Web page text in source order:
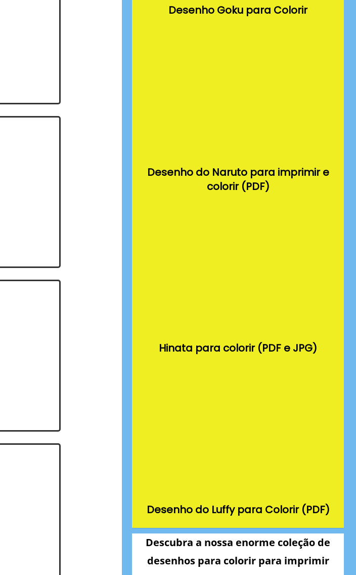
Desenho Goku para Colorir
Desenho do Naruto para imprimir e
colorir (PDF)
Hinata para colorir (PDF e JPG)
Desenho do Luffy para Colorir (PDF)
Descubra a nossa enorme coleção de
desenhos para colorir para imprimir